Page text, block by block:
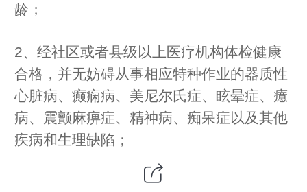
龄；
2、经社区或者县级以上医疗机构体检健康
合格，并无妨碍从事相应特种作业的器质性
心脏病、癫痫病、美尼尔氏症、眩晕症、癔
病、震颤麻痹症、精神病、痴呆症以及其他
疾病和生理缺陷；
3、具有初中及以上文化程度。